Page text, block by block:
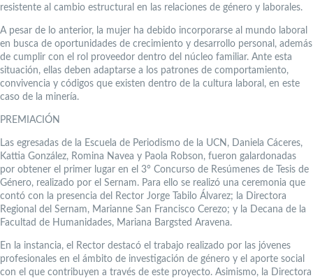
resistente al cambio estructural en las relaciones de género y laborales.
A pesar de lo anterior, la mujer ha debido incorporarse al mundo laboral
en busca de oportunidades de crecimiento y desarrollo personal, además
de cumplir con el rol proveedor dentro del núcleo familiar. Ante esta
situación, ellas deben adaptarse a los patrones de comportamiento,
convivencia y códigos que existen dentro de la cultura laboral, en este
caso de la minería.
PREMIACIÓN
Las egresadas de la Escuela de Periodismo de la UCN, Daniela Cáceres,
Kattia González, Romina Navea y Paola Robson, fueron galardonadas
por obtener el primer lugar en el 3° Concurso de Resúmenes de Tesis de
Género, realizado por el Sernam. Para ello se realizó una ceremonia que
contó con la presencia del Rector Jorge Tabilo Álvarez; la Directora
Regional del Sernam, Marianne San Francisco Cerezo; y la Decana de la
Facultad de Humanidades, Mariana Bargsted Aravena.
En la instancia, el Rector destacó el trabajo realizado por las jóvenes
profesionales en el ámbito de investigación de género y el aporte social
con el que contribuyen a través de este proyecto. Asimismo, la Directora